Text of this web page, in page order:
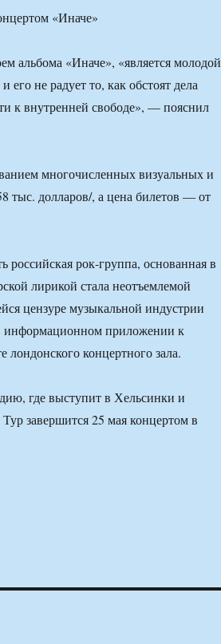
«Иначе», «является молодой
не радует то, как обстоят дела
к внутренней свободе», — пояснил
многочисленных визуальных и
тыс. долларов/, а цена билетов — от
рок-группа, основанная в
лирикой стала неотъемлемой
цензуре музыкальной индустрии
информационном приложении к
лондонского концертного зала.
где выступит в Хельсинки и
завершится 25 мая концертом в